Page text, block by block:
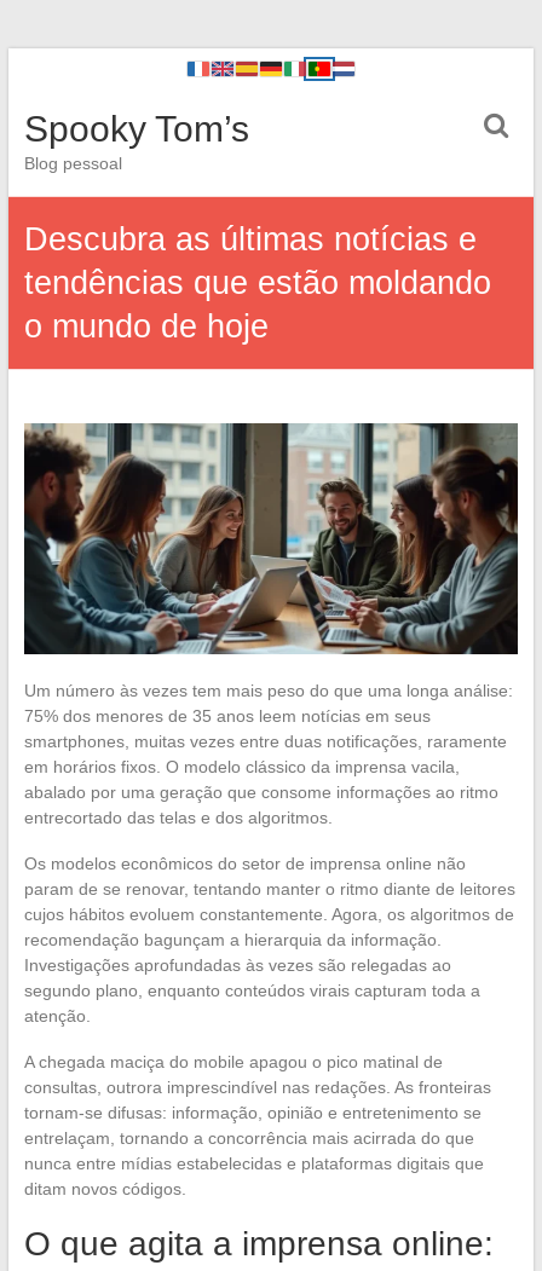
Spooky Tom’s
Blog pessoal
Descubra as últimas notícias e
tendências que estão moldando
o mundo de hoje
Um número às vezes tem mais peso do que uma longa análise:
75% dos menores de 35 anos leem notícias em seus
smartphones, muitas vezes entre duas notificações, raramente
em horários fixos. O modelo clássico da imprensa vacila,
abalado por uma geração que consome informações ao ritmo
entrecortado das telas e dos algoritmos.
Os modelos econômicos do setor de imprensa online não
param de se renovar, tentando manter o ritmo diante de leitores
cujos hábitos evoluem constantemente. Agora, os algoritmos de
recomendação bagunçam a hierarquia da informação.
Investigações aprofundadas às vezes são relegadas ao
segundo plano, enquanto conteúdos virais capturam toda a
atenção.
A chegada maciça do mobile apagou o pico matinal de
consultas, outrora imprescindível nas redações. As fronteiras
tornam-se difusas: informação, opinião e entretenimento se
entrelaçam, tornando a concorrência mais acirrada do que
nunca entre mídias estabelecidas e plataformas digitais que
ditam novos códigos.
O que agita a imprensa online: